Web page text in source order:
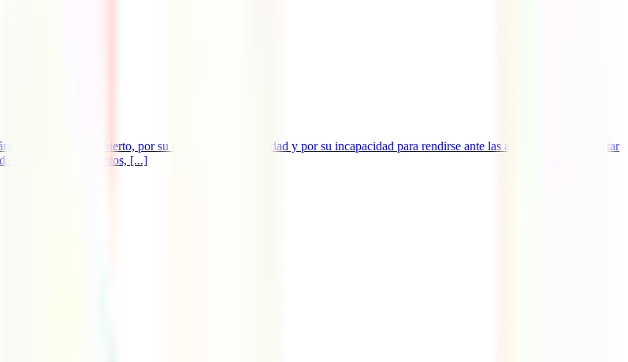
por su espíritu abierto, por su modernidad, diversidad y por su incapacidad para rendirse ante las adversidades y afrontar
de episodios violentos, [...]